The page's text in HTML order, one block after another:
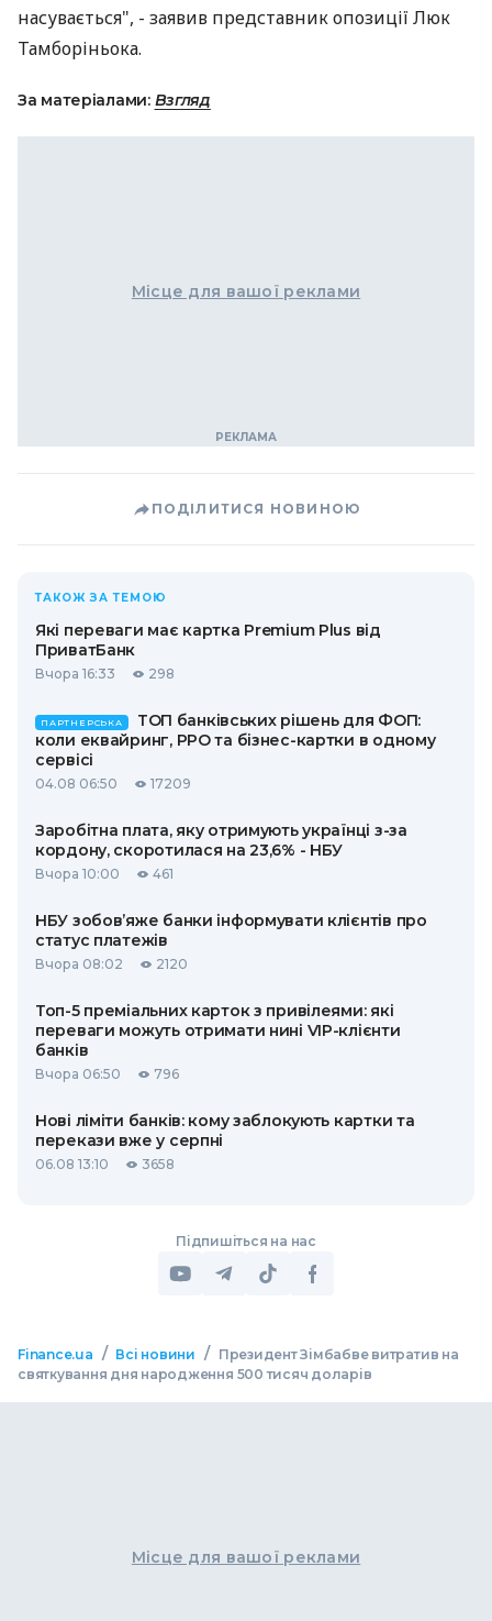
насувається", - заявив представник опозиції Люк
Тамборіньока.
За матеріалами: Взгляд
Місце для вашої реклами
ПОДІЛИТИСЯ НОВИНОЮ
ТАКОЖ ЗА ТЕМОЮ
Які переваги має картка Premium Plus від
ПриватБанк
Вчора 16:33 298
ПАРТНЕРСЬКА
ТОП банківських рішень для ФОП:
коли еквайринг, РРО та бізнес-картки в одному
сервісі
04.08 06:50 17209
Заробітна плата, яку отримують українці з-за
кордону, скоротилася на 23,6% - НБУ
Вчора 10:00 461
НБУ зобов’яже банки інформувати клієнтів про
статус платежів
Вчора 08:02 2120
Топ-5 преміальних карток з привілеями: які
переваги можуть отримати нині VIP-клієнти
банків
Вчора 06:50 796
Нові ліміти банків: кому заблокують картки та
перекази вже у серпні
06.08 13:10 3658
Підпишіться на нас
Finance.ua / Всі новини /
Президент Зімбабве витратив на
святкування дня народження 500 тисяч доларів
Місце для вашої реклами